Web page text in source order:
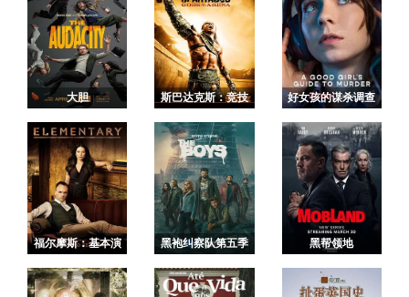
大胆
斯巴达克斯：竞技
好女孩的谋杀调查
福尔摩斯：基本演
黑袍纠察队第五季 黑帮领地